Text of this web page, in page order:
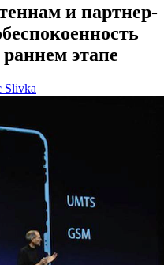
и партнер-
этапе
Slivka